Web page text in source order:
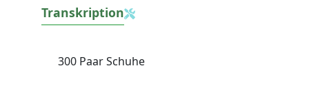
Transkription
300 Paar Schuhe